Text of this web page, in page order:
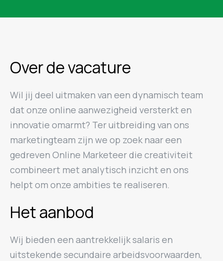
Over de vacature
Wil jij deel uitmaken van een dynamisch team
dat onze online aanwezigheid versterkt en
innovatie omarmt? Ter uitbreiding van ons
marketingteam zijn we op zoek naar een
gedreven Online Marketeer die creativiteit
combineert met analytisch inzicht en ons
helpt om onze ambities te realiseren.
Het aanbod
Wij bieden een aantrekkelijk salaris en
uitstekende secundaire arbeidsvoorwaarden,